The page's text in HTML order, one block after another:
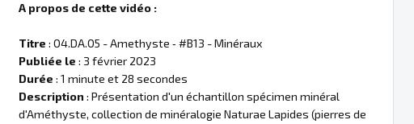
A propos de cette vidéo :
Titre : 04.DA.05 - Amethyste ‐ #B13 - Minéraux
Publiée le : 3 février 2023
Durée : 1 minute et 28 secondes
Description : Présentation d'un échantillon spécimen minéral
d'Améthyste, collection de minéralogie Naturae Lapides (pierres de